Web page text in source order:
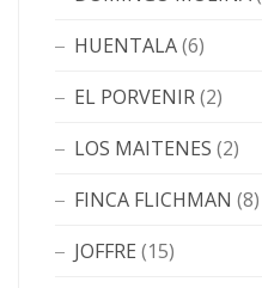
HUENTALA(6)
EL PORVENIR(2)
LOS MAITENES (2)
FINCA FLICHMAN (8)
JOFFRE (15)